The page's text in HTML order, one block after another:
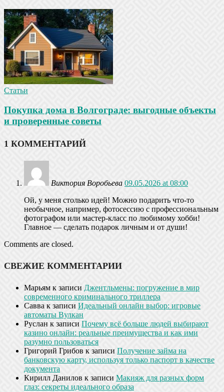
Статьи
Покупка дома в Волгограде: выгодные объекты
и проверенные советы
1 КОММЕНТАРИЙ
Виктория Воробьева 09.05.2026 at 08:00
Ой, у меня столько идей! Можно подарить что-то
необычное, например, фотосессию с профессиональным
фотографом или мастер-класс по любимому хобби!
Главное — сделать подарок личным и от души!
Comments are closed.
СВЕЖИЕ КОММЕНТАРИИ
Марьям к записи Джентльмены: погружение в мир
современного криминального триллера
Савва к записи Идеальный онлайн выбор: игровые
автоматы Вулкан
Руслан к записи Почему всё больше людей выбирают
казино онлайн: реальные преимущества и как ими
разумно пользоваться
Григорий Грибов к записи Получение займа на
банковскую карту, используя только паспорт в качестве
документа
Кирилл Данилов к записи Макияж для разных форм
глаз: секреты идеального образа